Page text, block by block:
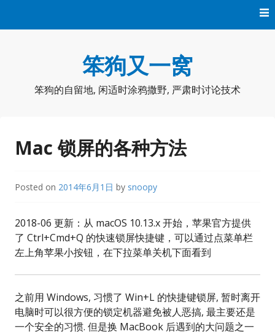
笨狗又一窝
笨狗的自留地, 闲适时涂鸦撒野, 严肃时讨论技术
Mac 锁屏的各种方法
Posted on 2014年6月1日 by snoopy
2018-06 更新：从 macOS 10.13.x 开始，苹果官方提供
了 Ctrl+Cmd+Q 的快速锁屏快捷键，可以通过点菜单栏
左上角苹果小按钮，在下拉菜单关机下面看到
之前用 Windows, 习惯了 Win+L 的快捷键锁屏, 暂时离开
电脑时可以很方便的锁定机器避免被人恶搞, 最主要还是
一个安全的习惯. 但是换 MacBook 后遇到的大问题之一